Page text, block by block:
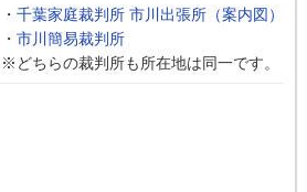
・ 千葉家庭裁判所 市川出張所（案内図）
・ 市川簡易裁判所
※どちらの裁判所も所在地は同一です。